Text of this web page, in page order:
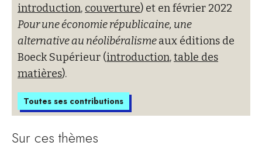
introduction, couverture) et en février 2022
Pour une économie républicaine, une
alternative au néolibéralismeaux éditions de
Boeck Supérieur (introduction,table des
matières).
Toutes ses contributions
Sur ces thèmes